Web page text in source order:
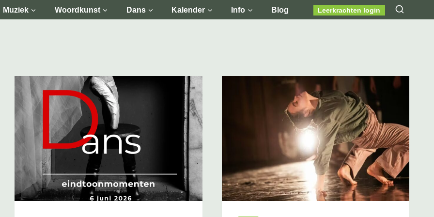
Muziek Woordkunst Dans Kalender Info Blog Leerkrachten login